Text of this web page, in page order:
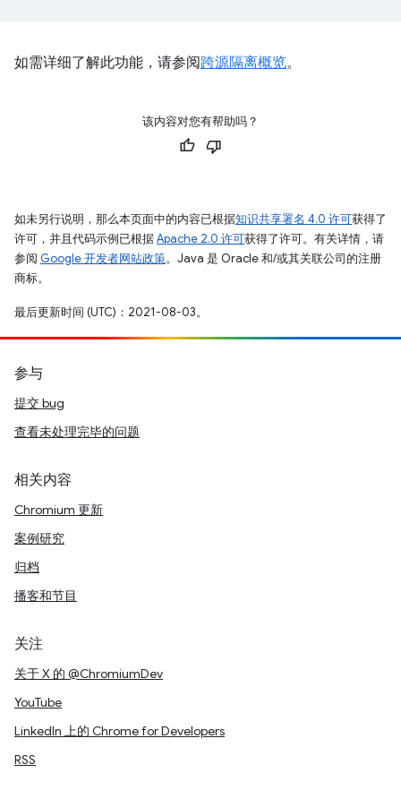
如需详细了解此功能，请参阅跨源隔离概览。
该内容对您有帮助吗？
如未另行说明，那么本页面中的内容已根据知识共享署名 4.0 许可获得了
许可，并且代码示例已根据Apache 2.0 许可获得了许可。有关详情，请
参阅 Google 开发者网站政策。Java 是 Oracle 和/或其关联公司的注册
商标。
最后更新时间 (UTC)：2021-08-03。
参与
提交 bug
查看未处理完毕的问题
相关内容
Chromium 更新
案例研究
归档
播客和节目
关注
关于 X 的 @ChromiumDev
YouTube
LinkedIn 上的 Chrome for Developers
RSS